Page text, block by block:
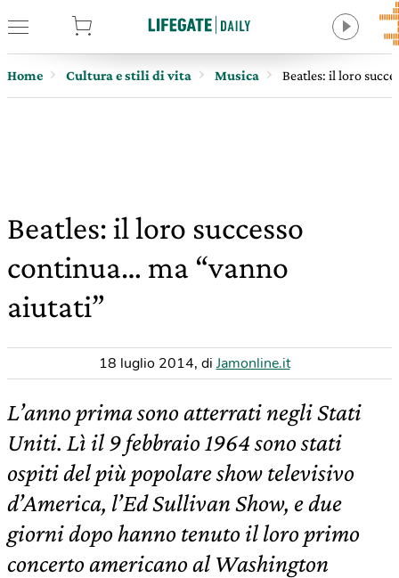
Home Cultura e stili di vita Musica Beatles: il loro
Beatles: il loro successo
continua… ma “vanno
aiutati”
18 luglio 2014, di Jamonline.it
L’anno prima sono atterrati negli Stati
Uniti. Lì il 9 febbraio 1964 sono stati
ospiti del più popolare show televisivo
d’America, l’Ed Sullivan Show, e due
giorni dopo hanno tenuto il loro primo
concerto americano al Washington